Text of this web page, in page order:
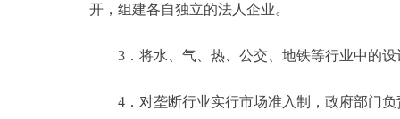
开，组建各自独立的法人企业。
3．将水、气、热、公交、地铁等行业中的设
4．对垄断行业实行市场准入制，政府部门负